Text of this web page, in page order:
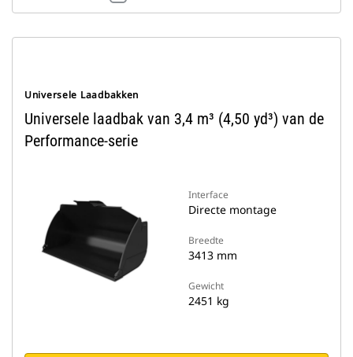
Universele Laadbakken
Universele laadbak van 3,4 m³ (4,50 yd³) van de
Performance-serie
Interface
Directe montage
Breedte
3413 mm
Gewicht
2451 kg